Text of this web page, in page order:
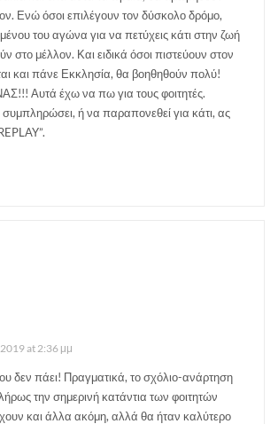
Ενώ όσοι επιλέγουν τον δύσκολο δρόμο,
του αγώνα για να πετύχεις κάτι στην ζωή
στο μέλλον. Και ειδικά όσοι πιστεύουν στον
και πάνε Εκκλησία, θα βοηθηθούν πολύ!
Αυτά έχω να πω για τους φοιτητές.
ή να παραπονεθεί για κάτι, ας
at 2:36 μμ
δεν πάει! Πραγματικά, το σχόλιο-ανάρτηση
την σημερινή κατάντια των φοιτητών
και άλλα ακόμη, αλλά θα ήταν καλύτερο